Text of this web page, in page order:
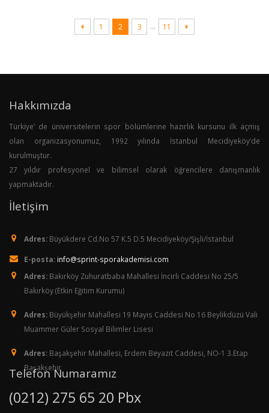
1 2 3 … 11
Hakkımızda
Türkiye’ de üniversitelerin spor bölümlerine hazırlık kursunu ilk açmış
olan organizasyonumuz, 1992 yılında İstanbul Mecidiyeköy’de
kurulmuştur.
27 yıldır profesyonel ve bilimsel olarak öğrencilere danışmanlık
yapmaktadır.
İletişim
Adres: Büyükdere Cd.No 57 K.5 D.5 Mecidiyeköy/Şişli/İstanbul
E-posta: info@sprint-sporakademisi.com
Adres: Bakırköy Zuhuratbaba Mahallesi İncirli Caddesi No 25/5
Bakırköy (Etkin Eğitim Kurumu)
Adres: Büyükşehir Mahallesi 19 Mayıs Caddesi No 16 Beylikdüzü Vali
Muammer Güler Sosyal Bilimler Lisesi
Adres: Başakşehir Mahallesi, Erdem Beyazıt Caddesi, NO-1 3.Etap
Başakşehir
Telefon Numaramız
(0212) 275 65 20 Pbx